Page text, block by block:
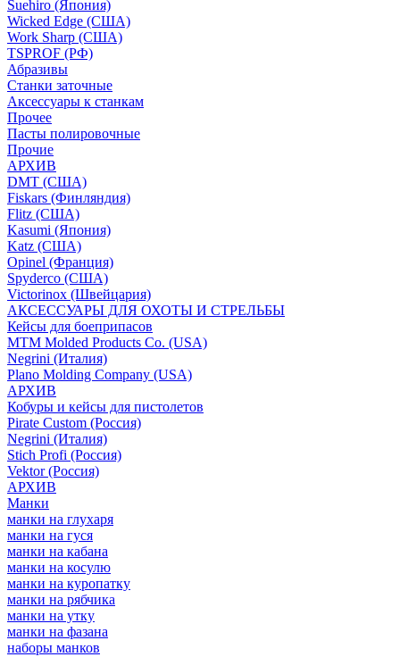
Suehiro (Япония)
Wicked Edge (США)
Work Sharp (США)
TSPROF (РФ)
Абразивы
Станки заточные
Аксессуары к станкам
Прочее
Пасты полировочные
Прочие
АРХИВ
DMT (США)
Fiskars (Финляндия)
Flitz (США)
Kasumi (Япония)
Katz (США)
Opinel (Франция)
Spyderco (США)
Victorinox (Швейцария)
АКСЕССУАРЫ ДЛЯ ОХОТЫ И СТРЕЛЬБЫ
Кейсы для боеприпасов
MTM Molded Products Co. (USA)
Negrini (Италия)
Plano Molding Company (USA)
АРХИВ
Кобуры и кейсы для пистолетов
Pirate Custom (Россия)
Negrini (Италия)
Stich Profi (Россия)
Vektor (Россия)
АРХИВ
Манки
манки на глухаря
манки на гуся
манки на кабана
манки на косулю
манки на куропатку
манки на рябчика
манки на утку
манки на фазана
наборы манков